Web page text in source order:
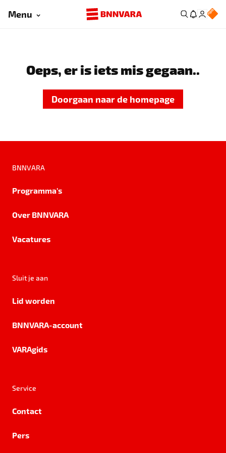
Menu
Oeps, er is iets mis gegaan..
Doorgaan naar de homepage
BNNVARA
Programma's
Over BNNVARA
Vacatures
Sluit je aan
Lid worden
BNNVARA-account
VARAgids
Service
Contact
Pers